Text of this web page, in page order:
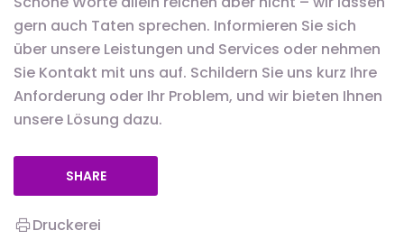
gern auch Taten sprechen. Informieren Sie sich
über unsere Leistungen und Services oder nehmen
Sie Kontakt mit uns auf. Schildern Sie uns kurz Ihre
Anforderung oder Ihr Problem, und wir bieten Ihnen
unsere Lösung dazu.
SHARE
Druckerei